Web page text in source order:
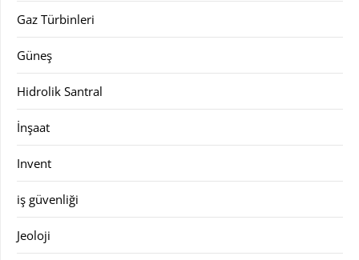
Gaz Türbinleri
Güneş
Hidrolik Santral
İnşaat
Invent
iş güvenliği
Jeoloji